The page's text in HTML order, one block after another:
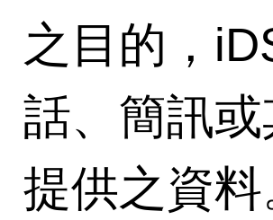
之目的，
話、簡訊
提供之資